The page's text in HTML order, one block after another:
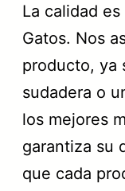
La calidad
Gatos. Nos
producto, ya
sudadera o
los mejores
garantiza su
que cada